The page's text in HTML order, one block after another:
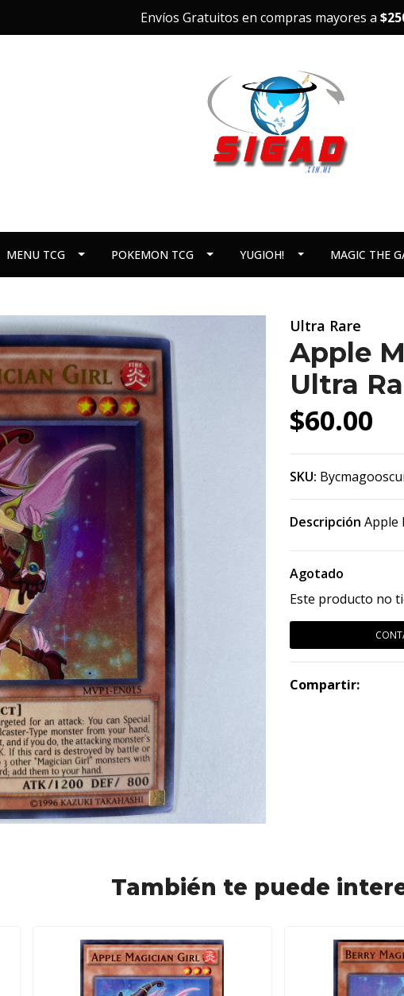
Envíos Gratuitos en compras mayores a
MENU TCG POKEMON TCG YUGIOH! MAGIC THE
Ultra Rare
Apple
Ultra
$60.00
SKU:
Descripción Apple
Agotado
Este producto no
Compartir:
También te puede